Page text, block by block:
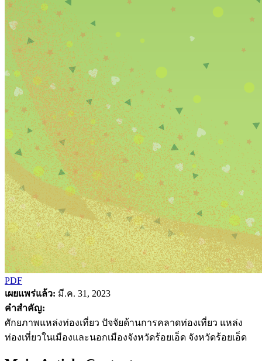
PDF
เผยแพร่แล้ว: มี.ค. 31, 2023
คำสำคัญ:
ศักยภาพแหล่งท่องเที่ยว ปัจจัยด้านการคลาดท่องเที่ยว แหล่ง
ท่องเที่ยวในเมืองและนอกเมืองจังหวัดร้อยเอ็ด จังหวัดร้อยเอ็ด